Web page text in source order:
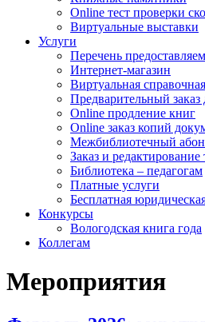
Online тест проверки
Виртуальные выставки
Услуги
Перечень
Интернет-магазин
Виртуальная
Предварительный заказ
Online продление книг
Online заказ копий
Межбиблиотечный
Заказ и
Библиотека – педагогам
Платные услуги
Бесплатная
Конкурсы
Вологодская книга года
Коллегам
Мероприятия